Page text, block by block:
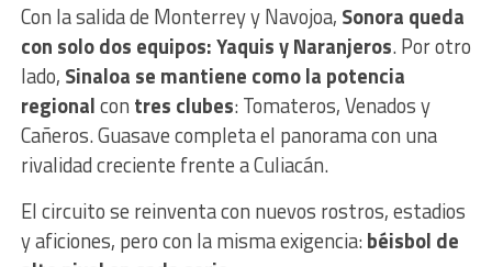
Con la salida de Monterrey y Navojoa, Sonora queda
con solo dos equipos: Yaquis y Naranjeros. Por otro
lado, Sinaloa se mantiene como la potencia
regionalcon tres clubes: Tomateros, Venados y
Cañeros. Guasave completa el panorama con una
rivalidad creciente frente a Culiacán.
El circuito se reinventa con nuevos rostros, estadios
y aficiones, pero con la misma exigencia:béisbol de